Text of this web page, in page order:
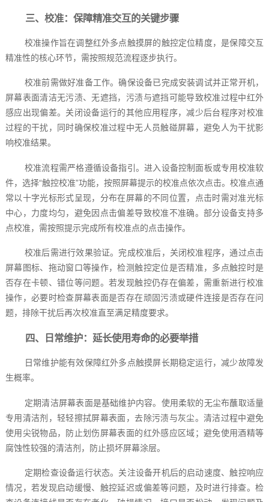
三、校准：保障精准交互的关键步骤
校准操作旨在调整红外多点触摸屏的触控定位精度，是保障交互
精准性的核心环节，需按照规范流程逐步执行。
校准前需做好准备工作。确保设备已完成安装调试并正常开机，
屏幕表面清洁无污渍、无遮挡，污渍与遮挡可能导致校准过程中红外
感应出现偏差。关闭设备运行的其他应用程序，减少后台程序对校准
过程的干扰，同时确保校准过程中无人员触碰屏幕，避免人为干扰影
响校准结果。
校准流程需严格遵循设备指引。进入设备控制面板或专用校准软
件，选择“触控校准”功能，按照屏幕提示的校准点依次点击。校准点通
常以十字光标形式呈现，分布在屏幕的不同位置，点击时需对准光标
中心，力度均匀，避免因点击偏差导致校准不准确。部分设备支持多
点校准，需按照提示完成所有校准点的点击操作。
校准后需进行效果验证。完成校准后，关闭校准程序，通过点击
屏幕图标、拖动窗口等操作，检测触控定位是否精准，多点触控时是
否存在卡顿、错位等问题。若发现触控仍存在偏差，需重新进行校准
操作，必要时检查屏幕表面是否存在顽固污渍或硬件连接是否存在问
题，排除干扰后再次校准直至满足精度要求。
四、日常维护：延长使用寿命的必要举措
日常维护能有效保障红外多点触摸屏长期稳定运行，减少故障发
生概率。
定期清洁屏幕表面是基础维护内容。使用柔软的无尘布蘸取适量
专用清洁剂，轻轻擦拭屏幕表面，去除污渍与灰尘。清洁过程中避免
使用尖锐物品，防止划伤屏幕表面的红外感应区域；避免使用酒精等
腐蚀性较强的清洁剂，防止损坏屏幕涂层。
定期检查设备运行状态。关注设备开机后的启动速度、触控响应
情况，若发现启动缓慢、触控延迟或偏差等问题，及时进行排查。检